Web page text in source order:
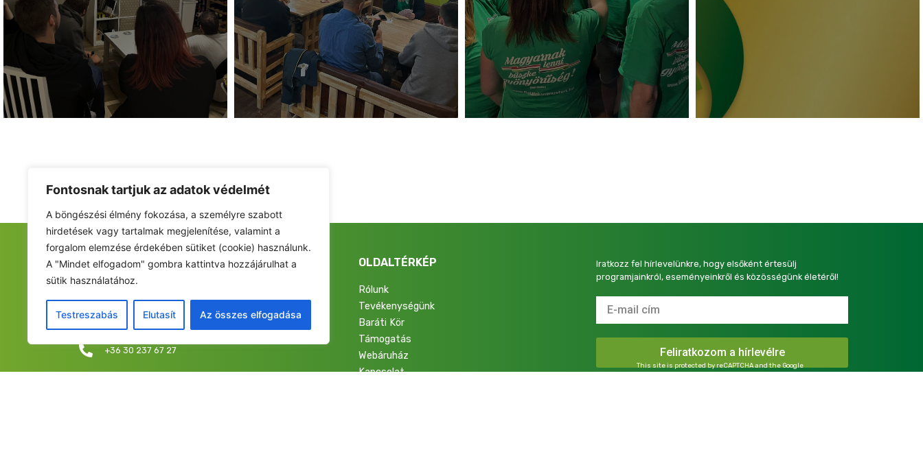
Fontosnak tartjuk az adatok védelmét
A böngészési élmény fokozása, a személyre szabott
hirdetések vagy tartalmak megjelenítése, valamint a
forgalom elemzése érdekében sütiket (cookie) használunk.
A "Mindet elfogadom" gombra kattintva hozzájárulhat a
sütik használatához.
Testreszabás Elutasít Az összes elfogadása
FIATALOK A NEMZETÉRT ALAPÍTVÁNY
Levelezési cím/iroda: 1053 Budapest, Curia utca 4.
info@fiatalokanemzetert.hu
+36 30 237 67 27
OLDALTÉRKÉP
Rólunk
Tevékenységünk
Baráti Kör
Támogatás
Webáruház
Kapcsolat
Iratkozz fel hírlevelünkre, hogy elsőként értesülj
programjainkról, eseményeinkről és közösségünk életéről!
This site is protected by reCAPTCHA and the Google